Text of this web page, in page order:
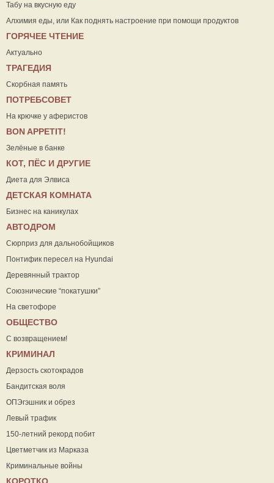
Табу на вкусную еду
Алхимия еды, или Как поднять настроение при помощи продуктов
ГОРЯЧЕЕ ЧТЕНИЕ
Актуально
ТРАГЕДИЯ
Скорбная память
ПОТРЕБСОВЕТ
На крючке у аферистов
ВON APPETIT!
Зелёные в банке
КОТ, ПЁС И ДРУГИЕ
Диета для Элвиса
ДЕТСКАЯ КОМНАТА
Бизнес на каникулах
АВТОДРОМ
Сюрприз для дальнобойщиков
Понтифик пересел на Hyundai
Деревянный трактор
Союзнические “покатушки”
На светофоре
ОБЩЕСТВО
С возвращением!
КРИМИНАЛ
Дерзость скотокрадов
Бандитская воля
ОПЭгэшник и обрез
Левый трафик
150-летний рекорд побит
Цветметчик из Марказа
Криминальные войны